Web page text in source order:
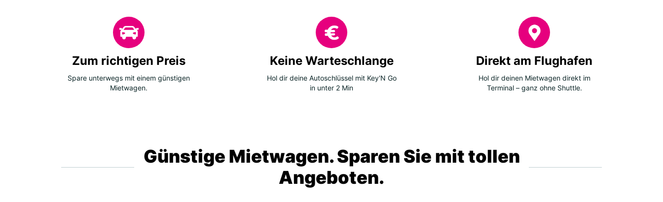
Zum richtigen Preis
Spare unterwegs mit einem günstigen
Mietwagen.
Keine Warteschlange
Hol dir deine Autoschlüssel mit Key'N Go
in unter 2 Min
Direkt am Flughafen
Hol dir deinen Mietwagen direkt im
Terminal – ganz ohne Shuttle.
Günstige Mietwagen. Sparen Sie mit tollen
Angeboten.